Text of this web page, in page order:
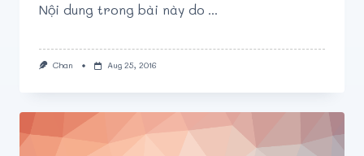
Nội dung trong bài này do ...
Chan Aug 25, 2016